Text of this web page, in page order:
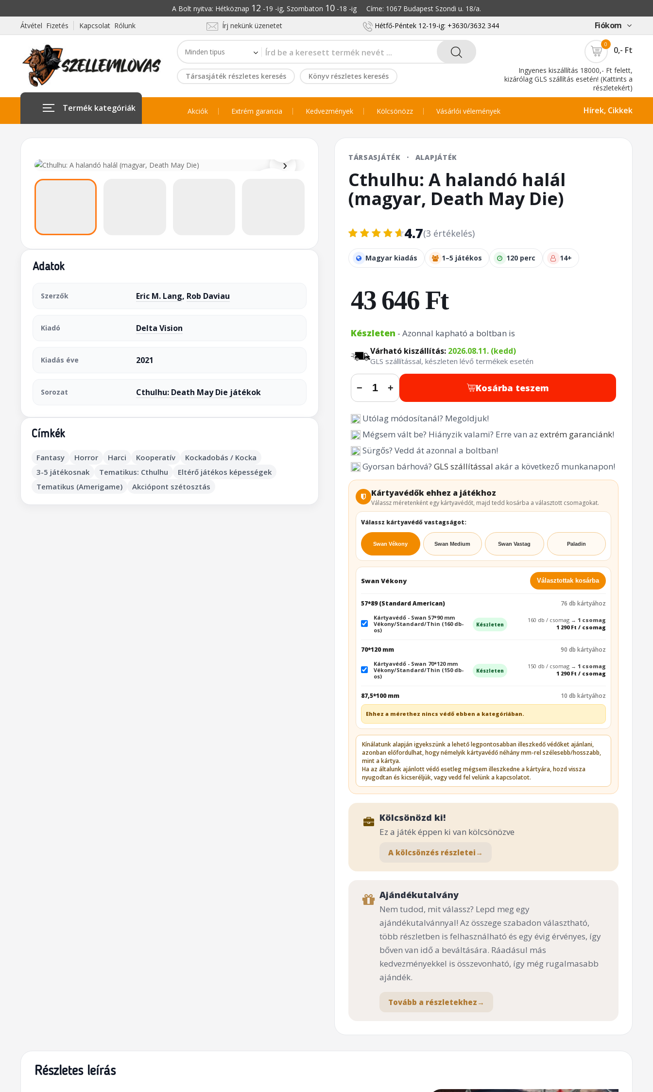
A Bolt nyitva: Hétköznap 12 -19 -ig, Szombaton 10-18 -ig Címe: 1067 Budapest Szondi u. 18/a.
Átvétel Fizetés
Kapcsolat Rólunk Írj nekünk üzenetet Hétfő-Péntek 12-19-ig: +3630/3632 344 Fiókom
Társasjáték részletes keresés Könyv részletes keresés
0
0,- Ft
Ingyenes kiszállítás 18000,- Ft felett,
kizárólag GLS szállítás esetén! (Kattints a
részletekért)
Termék kategóriák Akciók Extrém garancia Kedvezmények Kölcsönözz Vásárlói vélemények Hírek, Cikkek
›
Adatok
Szerzők Eric M. Lang, Rob Daviau
Kiadó Delta Vision
Kiadás éve 2021
Sorozat Cthulhu: Death May Die játékok
Címkék
Fantasy Horror Harci Kooperatív
Kockadobás / Kocka
3-5 játékosnak
Tematikus: Cthulhu
Eltérő játékos képességek
Tematikus (Amerigame)
Akciópont szétosztás
TÁRSASJÁTÉK · ALAPJÁTÉK
Cthulhu: A halandó halál
(magyar, Death May Die)
4.7(3 értékelés)
Magyar kiadás 1–5 játékos 120 perc 14+
43 646 Ft
Készleten - Azonnal kapható a boltban is
Várható kiszállítás: 2026.08.11. (kedd)
GLS szállítással, készleten lévő termékek esetén
− + Kosárba teszem
Utólag módosítanál? Megoldjuk!
Mégsem vált be? Hiányzik valami? Erre van az extrém garanciánk!
Sürgős? Vedd át azonnal a boltban!
Gyorsan bárhová? GLS szállítással akár a következő munkanapon!
Kártyavédők ehhez a játékhoz
Válassz méretenként egy kártyavédőt, majd tedd kosárba a választott csomagokat.
Válassz kártyavédő vastagságot:
Swan Vékony Swan Medium Swan Vastag Paladin
Swan Vékony Választottak kosárba
57*89 (Standard American) 76 db kártyához
Kártyavédő - Swan 57*90 mm
Vékony/Standard/Thin (160 db-
os)
Készleten
160 db / csomag →1 csomag
1 290 Ft / csomag
70*120 mm 90 db kártyához
Kártyavédő - Swan 70*120 mm
Vékony/Standard/Thin (150 db-
os)
Készleten
150 db / csomag →1 csomag
1 290 Ft / csomag
87,5*100 mm 10 db kártyához
Ehhez a mérethez nincs védő ebben a kategóriában.
Kínálatunk alapján igyekszünk a lehető legpontosabban illeszkedő védőket ajánlani,
azonban előfordulhat, hogy némelyik kártyavédő néhány mm-rel szélesebb/hosszabb,
mint a kártya.
Ha az általunk ajánlott védő esetleg mégsem illeszkedne a kártyára, hozd vissza
nyugodtan és kicseréljük, vagy vedd fel velünk a kapcsolatot.
Kölcsönözd ki!
Ez a játék éppen ki van kölcsönözve
A kölcsönzés részletei →
Ajándékutalvány
Nem tudod, mit válassz? Lepd meg egy
ajándékutalvánnyal! Az összege szabadon választható,
több részletben is felhasználható és egy évig érvényes, így
bőven van idő a beváltására. Ráadásul más
kedvezményekkel is összevonható, így még rugalmasabb
ajándék.
Tovább a részletekhez →
Részletes leírás